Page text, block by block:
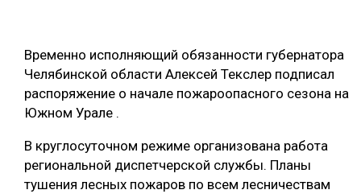
ЦИФРОВАЯ СРЕДА
ЛЕСОВОССТАНОВЛЕНИЕ И ЗАЩИТА
ЛОГИСТИКА
ПРОИЗВОДСТВО ДРЕВЕСНЫХ ПЛИТ
РУБРИКИ
ТЕМАТИЧЕСКИЕ ПРОЕКТЫ
ПОДБОРКИ СТАТЕЙ
Временно исполняющий обязанности губернатора
Челябинской области Алексей Текслер подписал
распоряжение о начале пожароопасного сезона на
Южном Урале .
В круглосуточном режиме организована работа
региональной диспетчерской службы. Планы
тушения лесных пожаров по всем лесничествам